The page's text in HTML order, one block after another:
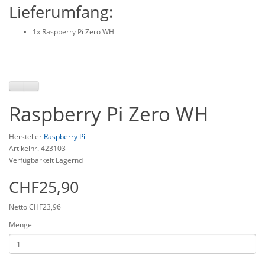
Lieferumfang:
1x Raspberry Pi Zero WH
Raspberry Pi Zero WH
Hersteller Raspberry Pi
Artikelnr. 423103
Verfügbarkeit Lagernd
CHF25,90
Netto CHF23,96
Menge